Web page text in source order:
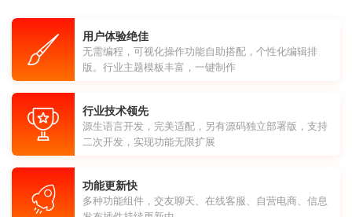
用户体验绝佳
无需编程，可视化操作功能自助搭配，个性化编辑排
版。行业主题模板丰富，一键制作
行业技术领先
源生语言开发，完美适配，另有源码独立部署版，支持
二次开发，实现功能无限扩展
功能更新快
多种功能组件，交友聊天、在线客服、自营电商、信息